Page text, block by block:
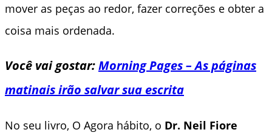
mover as peças ao redor, fazer correções e obter a
coisa mais ordenada.
Você vai gostar:Morning Pages – As páginas
matinais irão salvar sua escrita
No seu livro, O Agora hábito, o Dr. Neil Fiore